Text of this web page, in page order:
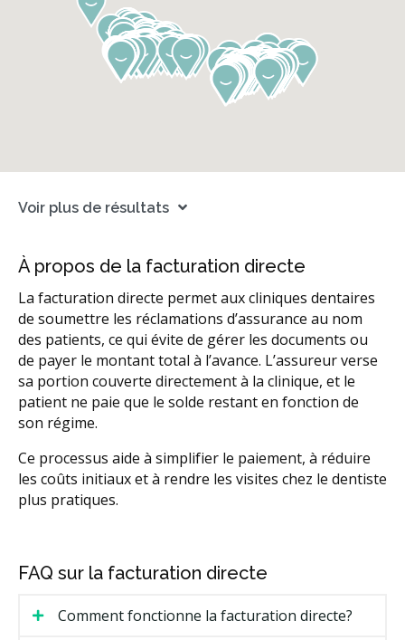
Voir plus de résultats
À propos de la facturation directe
La facturation directe permet aux cliniques dentaires
de soumettre les réclamations d’assurance au nom
des patients, ce qui évite de gérer les documents ou
de payer le montant total à l’avance. L’assureur verse
sa portion couverte directement à la clinique, et le
patient ne paie que le solde restant en fonction de
son régime.
Ce processus aide à simplifier le paiement, à réduire
les coûts initiaux et à rendre les visites chez le dentiste
plus pratiques.
FAQ sur la facturation directe
Comment fonctionne la facturation directe?